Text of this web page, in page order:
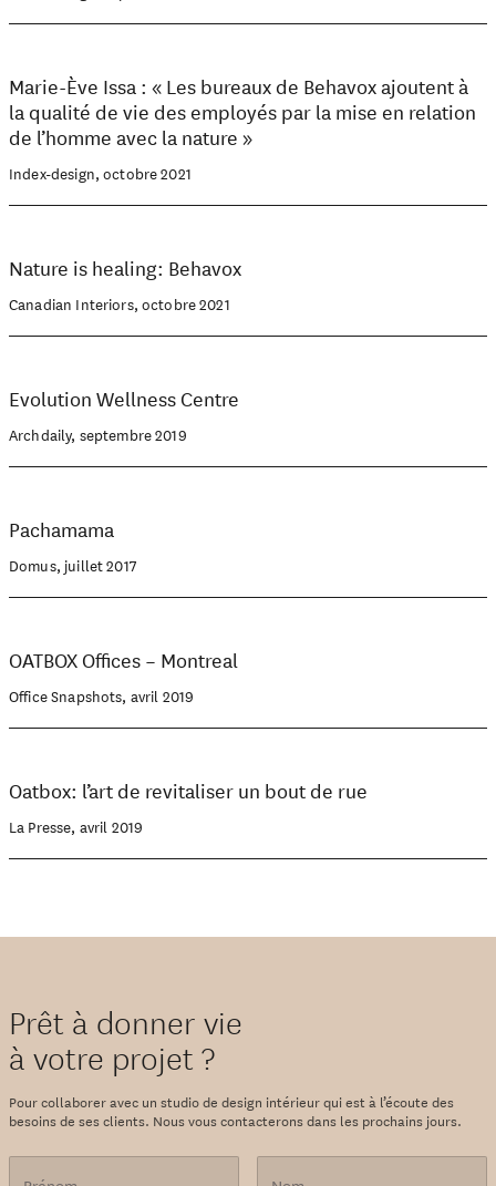
Marie-Ève Issa : « Les bureaux de Behavox ajoutent à
la qualité de vie des employés par la mise en relation
de l’homme avec la nature »
Index-design, octobre 2021
Nature is healing: Behavox
Canadian Interiors, octobre 2021
Evolution Wellness Centre
Archdaily, septembre 2019
Pachamama
Domus, juillet 2017
OATBOX Offices – Montreal
Office Snapshots, avril 2019
Oatbox: l’art de revitaliser un bout de rue
La Presse, avril 2019
Prêt à donner vie
à votre projet ?
Pour collaborer avec un studio de design intérieur qui est à l’écoute des
besoins de ses clients. Nous vous contacterons dans les prochains jours.